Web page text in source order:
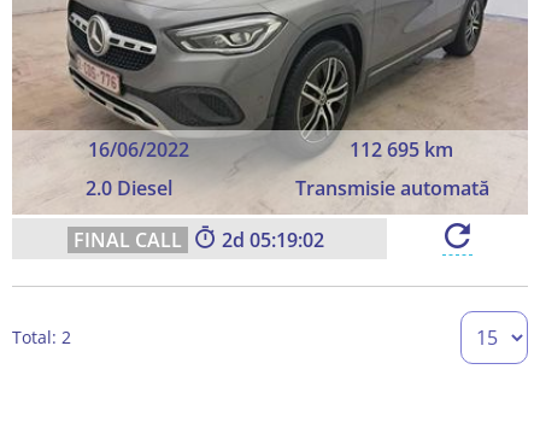
16/06/2022
112 695 km
2.0 Diesel
Transmisie automată
2 05:19:01
Total: 2